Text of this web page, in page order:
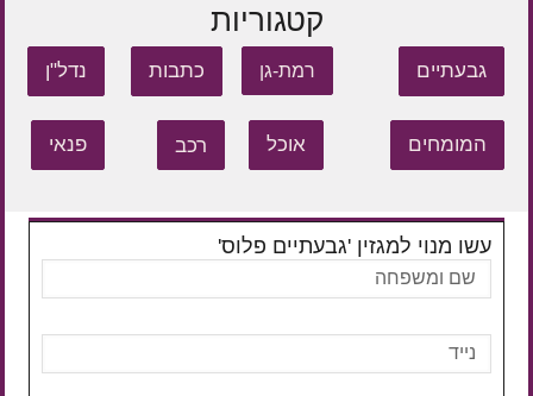
קטגוריות
גבעתיים רמת-גן כתבות נדל"ן
המומחים אוכל רכב פנאי
עשו מנוי למגזין 'גבעתיים פלוס'